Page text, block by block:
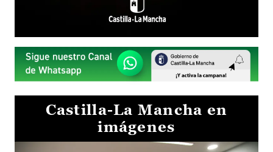
Castilla-La Mancha en
imágenes